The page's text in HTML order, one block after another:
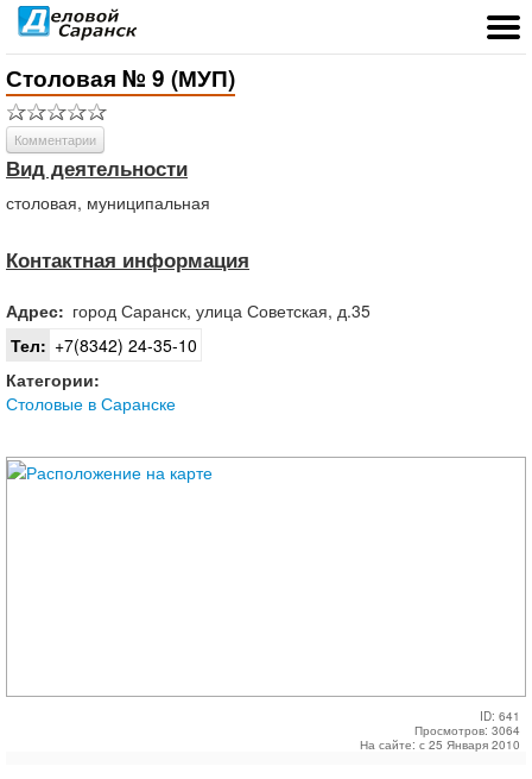
Столовая № 9 (МУП)
Комментарии
Вид деятельности
столовая, муниципальная
Контактная информация
Адрес: город Саранск, улица Советская, д.35
Тел: +7(8342) 24-35-10
Категории:
Столовые в Саранске
ID: 641
Просмотров: 3064
На сайте: с 25 Января 2010